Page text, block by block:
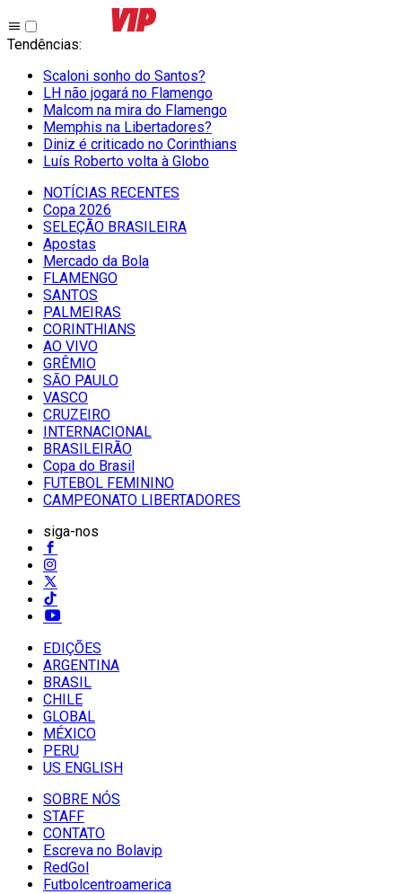
Tendências:
Scaloni sonho do Santos?
LH não jogará no Flamengo
Malcom na mira do Flamengo
Memphis na Libertadores?
Diniz é criticado no Corinthians
Luís Roberto volta à Globo
NOTÍCIAS RECENTES
Copa 2026
SELEÇÃO BRASILEIRA
Apostas
Mercado da Bola
FLAMENGO
SANTOS
PALMEIRAS
CORINTHIANS
AO VIVO
GRÊMIO
SĀO PAULO
VASCO
CRUZEIRO
INTERNACIONAL
BRASILEIRÃO
Copa do Brasil
FUTEBOL FEMININO
CAMPEONATO LIBERTADORES
siga-nos
EDIÇÕES
ARGENTINA
BRASIL
CHILE
GLOBAL
MÉXICO
PERU
US ENGLISH
SOBRE NÓS
STAFF
CONTATO
Escreva no Bolavip
RedGol
Futbolcentroamerica